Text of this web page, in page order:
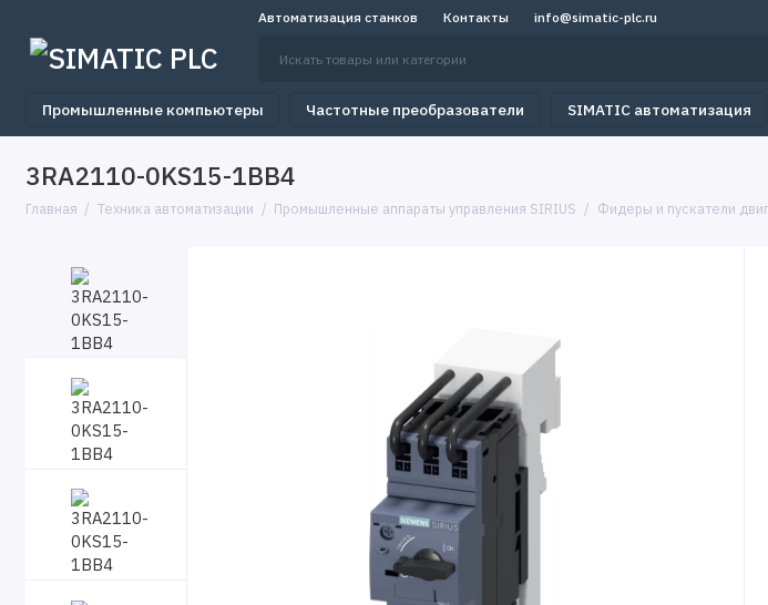
Автоматизация станков Контакты info@simatic-plc.ru
Промышленные компьютеры Частотные преобразователи SIMATIC автоматизация
3RA2110-0KS15-1BB4
Главная Техника автоматизации Промышленные аппараты управления SIRIUS Фидеры и пускатели